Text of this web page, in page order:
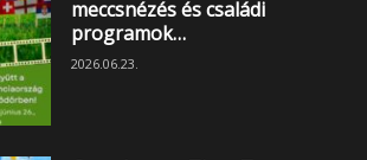
meccsnézés és családi
programok…
2026.06.23.